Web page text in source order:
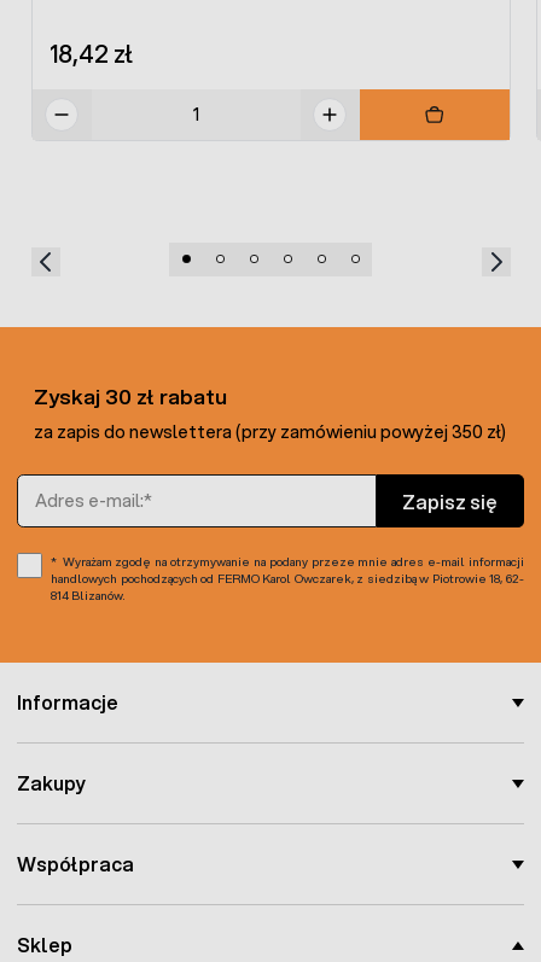
18,42 zł
Sklep
Informacje
Zakupy
Współpraca
Zyskaj 30 zł rabatu
za zapis do newslettera (przy zamówieniu powyżej 350 zł)
Adres e-mail
Zapisz się
Wyrażam zgodę na otrzymywanie na podany przeze mnie adres e-mail informacji
handlowych pochodzących od FERMO Karol Owczarek, z siedzibą w Piotrowie 18, 62-
814 Blizanów.